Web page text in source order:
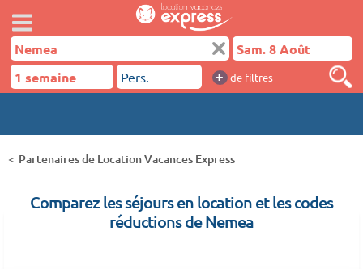
+ de filtres
Partenaires de Location Vacances Express
Comparez les séjours en location et les codes
réductions de Nemea